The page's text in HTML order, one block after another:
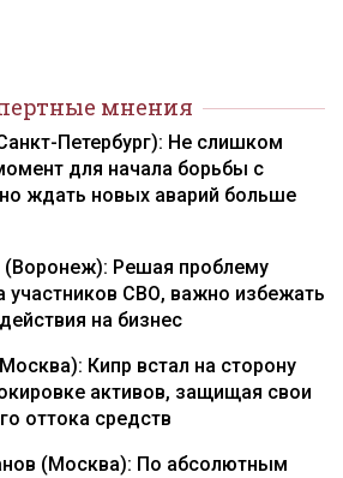
мнения
Петербург): Не слишком
для начала борьбы с
ждать новых аварий больше
(Воронеж): Решая проблему
участников СВО, важно избежать
на бизнес
Кипр встал на сторону
активов, защищая свои
оттока средств
(Москва): По абсолютным